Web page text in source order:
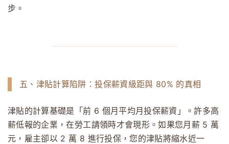
步。
五、津貼計算陷阱：投保薪資級距與 80% 的真相
津貼的計算基礎是「前 6 個月平均月投保薪資」。許多高
薪低報的企業，在勞工請領時才會現形。如果您月薪 5 萬
元，雇主卻以 2 萬 8 進行投保，您的津貼將縮水近一